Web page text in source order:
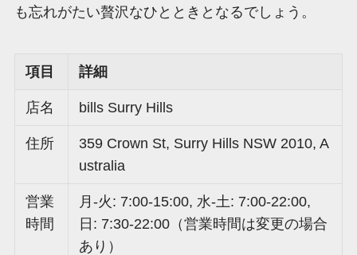
も忘れがたい贅沢なひとときとなるでしょう。
項目 詳細
店名 bills Surry Hills
住所
359 Crown St, Surry Hills NSW 2010, A
ustralia
営業
時間
月-火: 7:00-15:00, 水-土: 7:00-22:00,
日: 7:30-22:00（営業時間は変更の場合
あり）